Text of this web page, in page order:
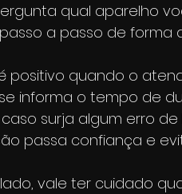
qual aparelho
a passo de forma
positivo quando o
informa o tempo de
surja algum erro
passa confiança e
vale ter cuidado